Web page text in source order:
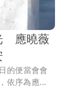
應曉薇
的便當會會
依序為應...